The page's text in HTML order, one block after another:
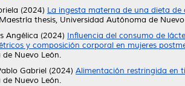
(2024) La ingesta materna de una dieta
Maestría thesis, Universidad Autónoma de
Angélica (2024) Influencia del consumo de
y composición corporal en mujeres
Nuevo León.
Gabriel (2024) Alimentación restringida en
Nuevo León.